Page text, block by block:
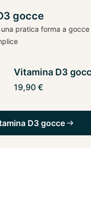
gocce
pratica forma a
Vitamina D3
19,90 €
D3 gocce